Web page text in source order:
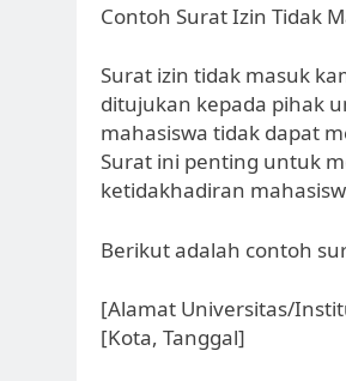
Contoh Surat Izin Tidak
Surat izin tidak masuk
ditujukan kepada pihak
mahasiswa tidak dapat
Surat ini penting untuk
ketidakhadiran
Berikut adalah contoh
[Alamat Universitas/
[Kota, Tanggal]